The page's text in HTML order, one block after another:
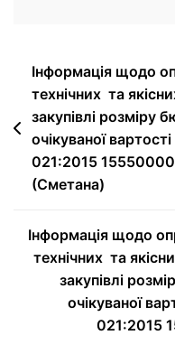
Інформація щодо
технічних та
закупівлі розміру
очікуваної
021:2015
(Сметана)
Інформація щодо
технічних та
закупівлі
очікуваної
021:2015